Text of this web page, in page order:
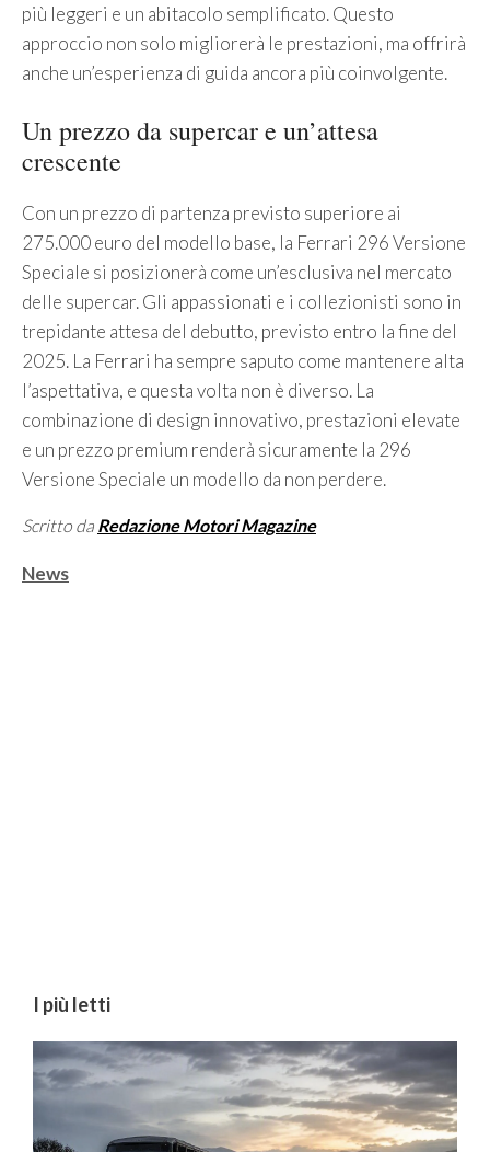
più leggeri e un abitacolo semplificato. Questo
approccio non solo migliorerà le prestazioni, ma offrirà
anche un’esperienza di guida ancora più coinvolgente.
Un prezzo da supercar e un’attesa
crescente
Con un prezzo di partenza previsto superiore ai
275.000 euro del modello base, la Ferrari 296 Versione
Speciale si posizionerà come un’esclusiva nel mercato
delle supercar. Gli appassionati e i collezionisti sono in
trepidante attesa del debutto, previsto entro la fine del
2025. La Ferrari ha sempre saputo come mantenere alta
l’aspettativa, e questa volta non è diverso. La
combinazione di design innovativo, prestazioni elevate
e un prezzo premium renderà sicuramente la 296
Versione Speciale un modello da non perdere.
Scritto da Redazione Motori Magazine
Categorie
News
I più letti